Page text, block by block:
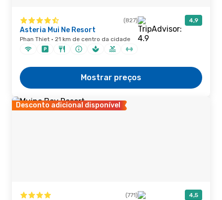
(827) 4,9
Asteria Mui Ne Resort
Phan Thiet · 21 km de centro da cidade
Mostrar preços
Desconto adicional disponível
(771) 4,5